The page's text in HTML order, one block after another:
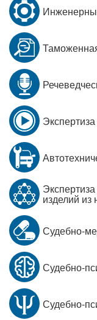
изделий из
Судебно-
Судебно-
Судебно-